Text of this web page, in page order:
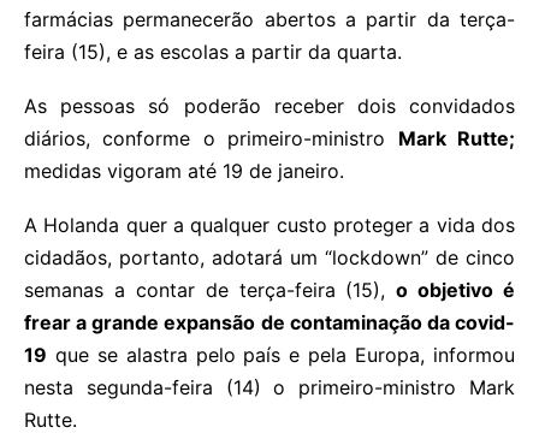
farmácias permanecerão abertos a partir da terça-
feira (15), e as escolas a partir da quarta.
As pessoas só poderão receber dois convidados
diários, conforme o primeiro-ministro Mark Rutte;
medidas vigoram até 19 de janeiro.
A Holanda quer a qualquer custo proteger a vida dos
cidadãos, portanto, adotará um “lockdown” de cinco
semanas a contar de terça-feira (15),o objetivo é
frear a grande expansão de contaminação da covid-
19 que se alastra pelo país e pela Europa, informou
nesta segunda-feira (14) o primeiro-ministro Mark
Rutte.